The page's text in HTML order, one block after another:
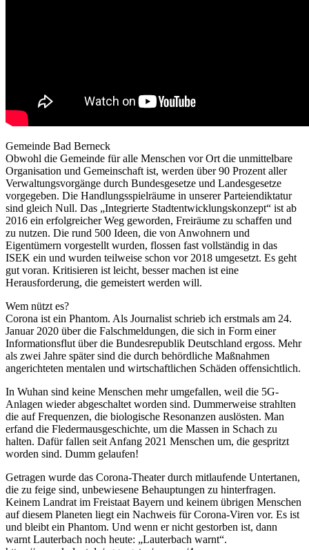
Gemeinde Bad Berneck
Obwohl die Gemeinde für alle Menschen vor Ort die unmittelbare
Organisation und Gemeinschaft ist, werden über 90 Prozent aller
Verwaltungsvorgänge durch Bundesgesetze und Landesgesetze
vorgegeben. Die Handlungsspielräume in unserer Parteiendiktatur
sind gleich Null. Das „Integrierte Stadtentwicklungskonzept“ ist ab
2016 ein erfolgreicher Weg geworden, Freiräume zu schaffen und
zu nutzen. Die rund 500 Ideen, die von Anwohnern und
Eigentümern vorgestellt wurden, flossen fast vollständig in das
ISEK ein und wurden teilweise schon vor 2018 umgesetzt. Es geht
gut voran. Kritisieren ist leicht, besser machen ist eine
Herausforderung, die gemeistert werden will.
Wem nützt es?
Corona ist ein Phantom. Als Journalist schrieb ich erstmals am 24.
Januar 2020 über die Falschmeldungen, die sich in Form einer
Informationsflut über die Bundesrepublik Deutschland ergoss. Mehr
als zwei Jahre später sind die durch behördliche Maßnahmen
angerichteten mentalen und wirtschaftlichen Schäden offensichtlich.
In Wuhan sind keine Menschen mehr umgefallen, weil die 5G-
Anlagen wieder abgeschaltet worden sind. Dummerweise strahlten
die auf Frequenzen, die biologische Resonanzen auslösten. Man
erfand die Fledermausgeschichte, um die Massen in Schach zu
halten. Dafür fallen seit Anfang 2021 Menschen um, die gespritzt
worden sind. Dumm gelaufen!
Getragen wurde das Corona-Theater durch mitlaufende Untertanen,
die zu feige sind, unbewiesene Behauptungen zu hinterfragen.
Keinem Landrat im Freistaat Bayern und keinem übrigen Menschen
auf diesem Planeten liegt ein Nachweis für Corona-Viren vor. Es ist
und bleibt ein Phantom. Und wenn er nicht gestorben ist, dann
warnt Lauterbach noch heute: „Lauterbach warnt“.